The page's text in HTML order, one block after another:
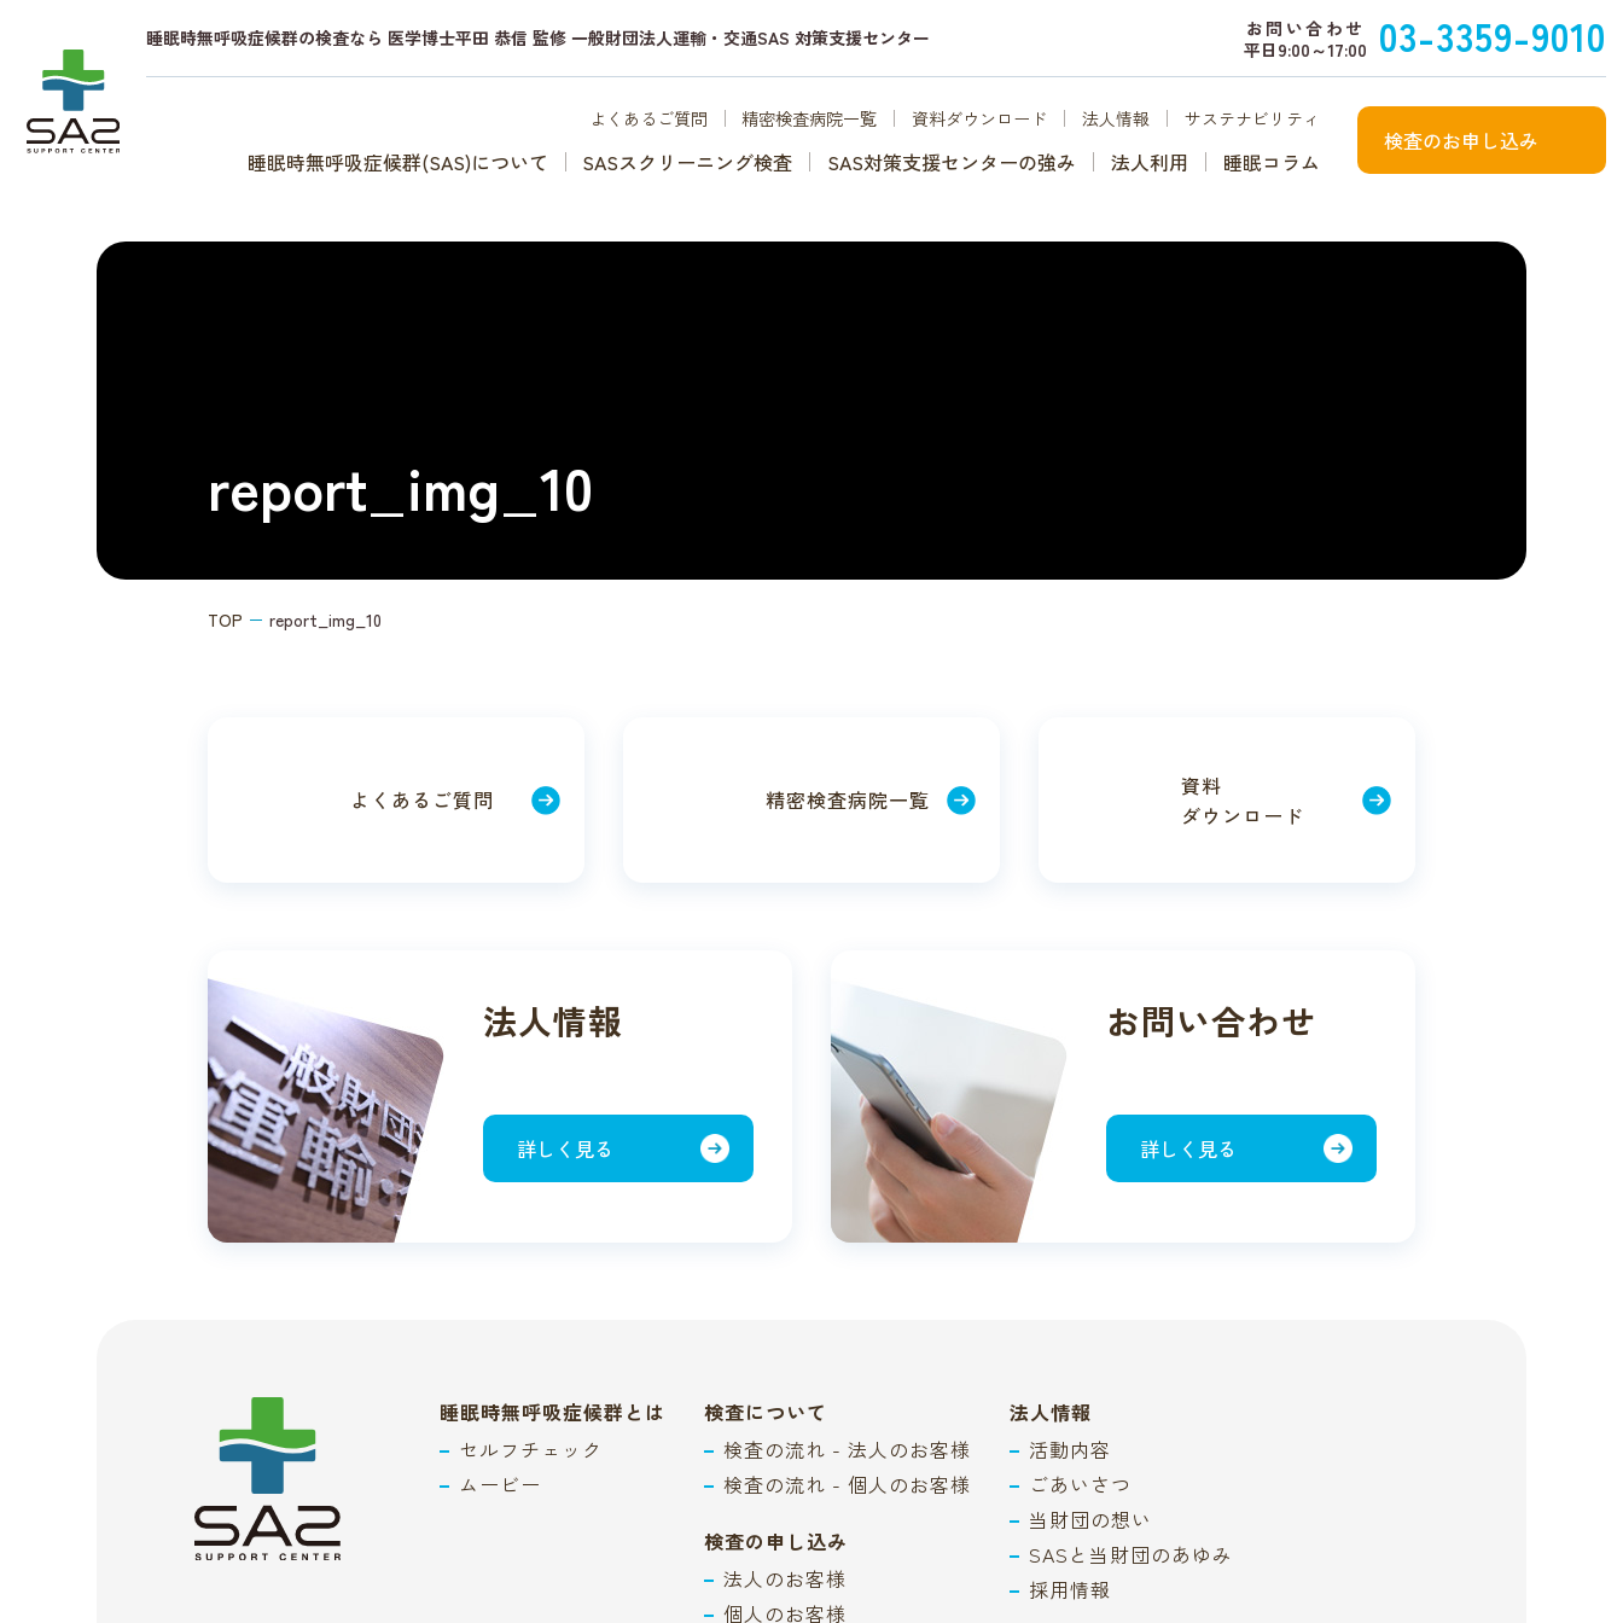
睡眠時無呼吸症候群の検査なら 医学博士平田 恭信 監修 一般財団法人運輸・交通SAS 対策支援センター
お問い合わせ
平日9:00～17:00 03-3359-9010
よくあるご質問 精密検査病院一覧 資料ダウンロード 法人情報 サステナビリティ
睡眠時無呼吸症候群(SAS)について SASスクリーニング検査 SAS対策支援センターの強み 法人利用 睡眠コラム
検査のお申し込み
report_img_10
TOP report_img_10
よくある ご質問 精密検査病院一覧
資料
ダウン ロード
法人情報
詳しく見る
お問い合わせ
詳しく見る
睡眠時無呼吸症候群とは
セルフチェック
ムービー
検査について
検査の流れ - 法人のお客様
検査の流れ - 個人のお客様
検査の申し込み
法人のお客様
個人のお客様
法人情報
活動内容
ごあいさつ
当財団の想い
SASと当財団のあゆみ
採用情報